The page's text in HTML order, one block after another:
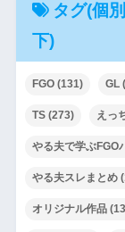
タグ(個
下)
FGO(131) GL
TS(273) えっ
やる夫で学ぶFGO
やる夫スレまとめ
オリジナル作品